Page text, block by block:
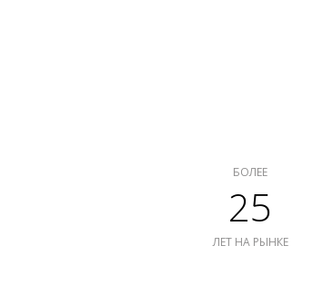
БОЛЕЕ
25
ЛЕТ НА РЫНКЕ